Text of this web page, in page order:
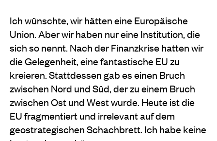
Ich wünschte, wir hätten eine Europäische
Union. Aber wir haben nur eine Institution, die
sich so nennt. Nach der Finanzkrise hatten wir
die Gelegenheit, eine fantastische EU zu
kreieren. Stattdessen gab es einen Bruch
zwischen Nord und Süd, der zu einem Bruch
zwischen Ost und West wurde. Heute ist die
EU fragmentiert und irrelevant auf dem
geostrategischen Schachbrett. Ich habe keine